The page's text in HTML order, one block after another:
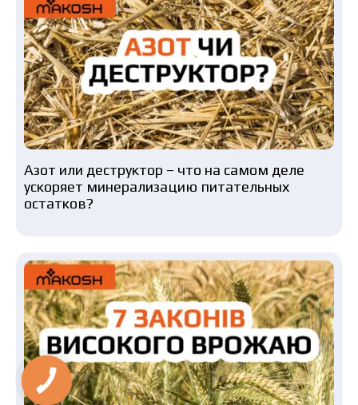
Азот или деструктор – что на самом деле
ускоряет минерализацию питательных
остатков?